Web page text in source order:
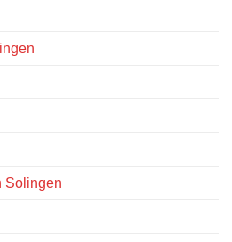
Solingen